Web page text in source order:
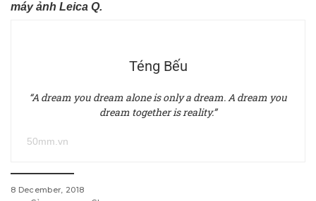
máy ảnh Leica Q.
Téng Bếu
“A dream you dream alone is only a dream. A dream you
dream together is reality.”
50mm.vn
8 December, 2018